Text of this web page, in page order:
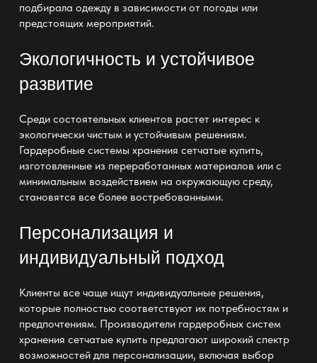
подбирала одежду в зависимости от погоды или
предстоящих мероприятий.
Экологичность и устойчивое
развитие
Среди состоятельных клиентов растет интерес к
экологически чистым и устойчивым решениям.
Гардеробные системы хранения сетчатые купить,
изготовленные из переработанных материалов или с
минимальным воздействием на окружающую среду,
становятся все более востребованными.
Персонализация и
индивидуальный подход
Клиенты все чаще ищут индивидуальные решения,
которые полностью соответствуют их потребностям и
предпочтениям. Производители гардеробных систем
хранения сетчатые купить предлагают широкий спектр
возможностей для персонализации, включая выбор